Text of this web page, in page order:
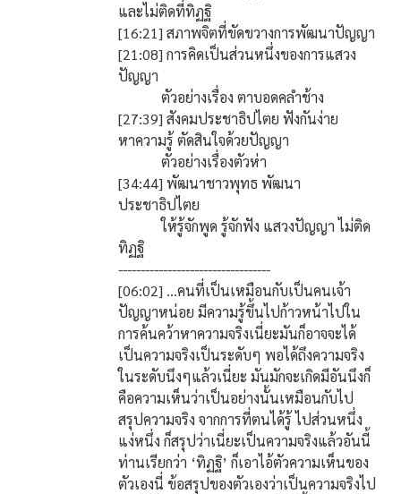
และไม่ติดที่ทิฏฐิ
[16:21] สภาพจิตที่ขัดขวางการพัฒนาปัญญา
[21:08] การคิดเป็นส่วนหนึ่งของการแสวง
ปัญญา
ตัวอย่างเรื่อง ตาบอดคลำช้าง
[27:39] สังคมประชาธิปไตย ฟังกันง่าย
หาความรู้ ตัดสินใจด้วยปัญญา
ตัวอย่างเรื่องตัวห่า
[34:44] พัฒนาชาวพุทธ พัฒนา
ประชาธิปไตย
ให้รู้จักพูด รู้จักฟัง แสวงปัญญา ไม่ติด
ทิฏฐิ
----------------------------------
[06:02] ...คนที่เป็นเหมือนกับเป็นคนเจ้า
ปัญญาหน่อย มีความรู้ขึ้นไปก้าวหน้าไปใน
การค้นคว้าหาความจริงเนี่ยะมันก็อาจจะได้
เป็นความจริงเป็นระดับๆ พอได้ถึงความจริง
ในระดับนึงๆแล้วเนี่ยะ มันมักจะเกิดมีอันนึงก็
คือความเห็นว่าเป็นอย่างนั้นเหมือนกับไป
สรุปความจริง จากการที่ตนได้รู้ ไปส่วนหนึ่ง
แง่หนึ่ง ก็สรุปว่าเนี่ยะเป็นความจริงแล้วอันนี้
ท่านเรียกว่า ‘ทิฏฐิ’ ก็เอาไอ้ตัวความเห็นของ
ตัวเองนี่ ข้อสรุปของตัวเองว่าเป็นความจริงไป